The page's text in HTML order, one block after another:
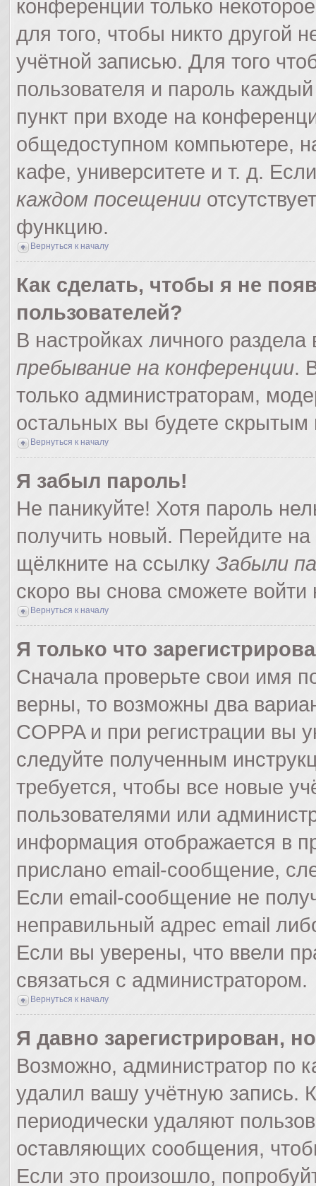
конференции только
для того, чтобы никто другой
учётной записью. Для того
пользователя и пароль
пункт при входе на
общедоступном компьютере,
кафе, университете и т. д.
каждом посещении
функцию.
Вернуться к началу
Как сделать, чтобы я не
пользователей?
В настройках личного
пребывание на конференции.
только администраторам,
остальных вы будете скрытым
Вернуться к началу
Я забыл пароль!
Не паникуйте! Хотя пароль
получить новый. Перейдите
щёлкните на ссылку Забыли
скоро вы снова сможете
Вернуться к началу
Я только что
Сначала проверьте свои имя
верны, то возможны два
COPPA и при регистрации вы
следуйте полученным
требуется, чтобы все новые
пользователями или
информация отображается в
прислано email-сообщение,
Если email-сообщение не
неправильный адрес email
Если вы уверены, что ввели
связаться с администратором.
Вернуться к началу
Я давно зарегистрирован,
Возможно, администратор по
удалил вашу учётную запись.
периодически удаляют
оставляющих сообщения,
Если это произошло,